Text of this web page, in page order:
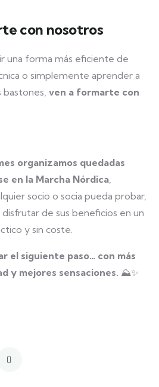
con nosotros
una forma más eficiente de
o simplemente aprender a
bastones, ven a formarte con
organizamos quedadas
en la Marcha Nórdica,
socio o socia pueda probar,
de sus beneficios en un
y sin coste.
el siguiente paso… con más
y mejores sensaciones. ⛰️✨